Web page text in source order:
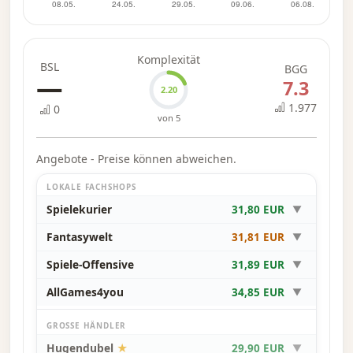
BSL
—
0
Komplexität
2.20
von 5
BGG
7.3
1.977
Angebote - Preise können abweichen.
LOKALE FACHSHOPS
Spielekurier 31,80 EUR ▼
Fantasywelt 31,81 EUR ▼
Spiele-Offensive 31,89 EUR ▼
AllGames4you 34,85 EUR ▼
GROSSE HÄNDLER
Hugendubel ★ 29,90 EUR ▼